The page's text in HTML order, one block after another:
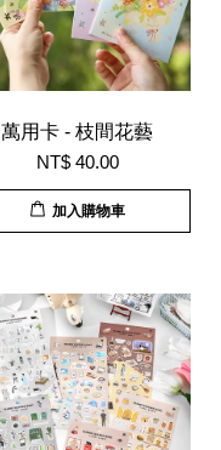
萬用卡 - 枝間花藝
NT$ 40.00
加入購物車